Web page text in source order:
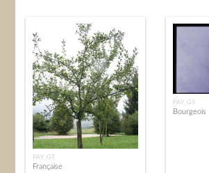
PAY_GT
Française
PAY_GS
Bourgeois